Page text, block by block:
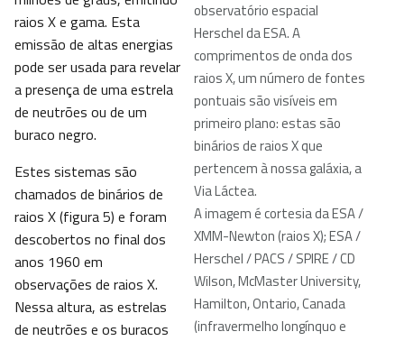
observatório espacial
Herschel da ESA. A
comprimentos de onda dos
raios X, um número de fontes
pontuais são visíveis em
primeiro plano: estas são
binários de raios X que
pertencem à nossa galáxia, a
Via Láctea.
A imagem é cortesia da ESA /
XMM-Newton (raios X); ESA /
Herschel / PACS / SPIRE / CD
Wilson, McMaster University,
Hamilton, Ontario, Canada
(infravermelho longínquo e
raios X e gama. Esta
emissão de altas energias
pode ser usada para revelar
a presença de uma estrela
de neutrões ou de um
buraco negro.
Estes sistemas são
chamados de binários de
raios X (figura 5) e foram
descobertos no final dos
anos 1960 em
observações de raios X.
Nessa altura, as estrelas
de neutrões e os buracos